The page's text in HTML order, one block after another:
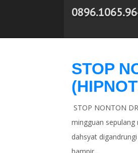
STOP
STOP NONTON
mingguan
dahsyat